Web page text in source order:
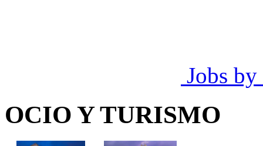
Jobs by
OCIO Y TURISMO